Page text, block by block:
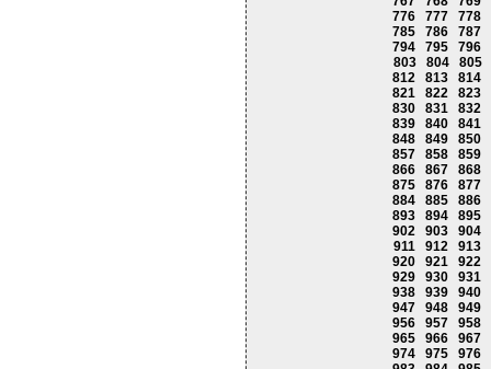
776
777
778
785
786
787
794
795
796
803
804
805
812
813
814
821
822
823
830
831
832
839
840
841
848
849
850
857
858
859
866
867
868
875
876
877
884
885
886
893
894
895
902
903
904
911
912 913
920
921
922
929
930
931
938
939
940
947
948
949
956
957
958
965
966
967
974
975
976